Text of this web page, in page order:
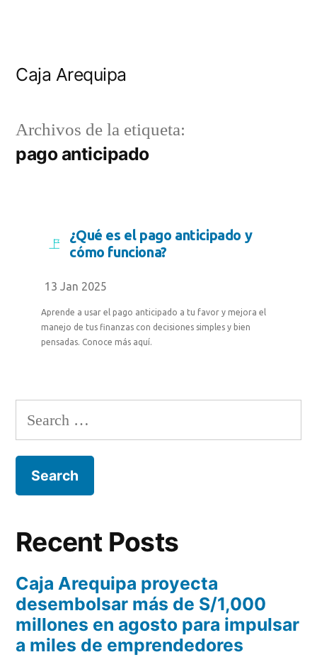
Caja Arequipa
Archivos de la etiqueta:
pago anticipado
¿Qué es el pago anticipado y
cómo funciona?
13 Jan 2025
Aprende a usar el pago anticipado a tu favor y mejora el
manejo de tus finanzas con decisiones simples y bien
pensadas. Conoce más aquí.
Recent Posts
Caja Arequipa proyecta
desembolsar más de S/1,000
millones en agosto para impulsar
a miles de emprendedores